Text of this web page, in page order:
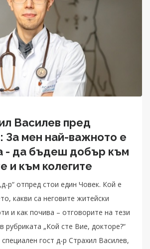
Василев пред
За мен най-важното е
- да бъдеш добър към
и към колегите
р“ отпред стои един Човек. Кой е
какви са неговите житейски
и как почива – отговорите на тези
рубриката „Кой сте Вие, докторе?“
гост д-р Страхил Василев,